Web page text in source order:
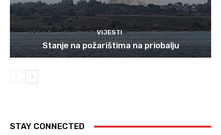
VIJESTI
Stanje na požarištima na priobalju
STAY CONNECTED